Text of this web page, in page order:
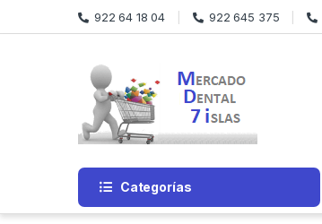
Skip to navigation
Skip to content 922 64 18 04 922 645 375
Categorías